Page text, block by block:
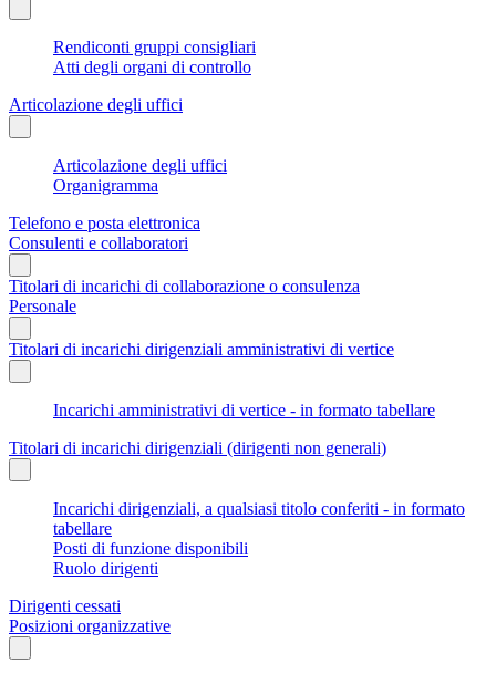
Rendiconti gruppi consigliari
Atti degli organi di controllo
Articolazione degli uffici
Articolazione degli uffici
Organigramma
Telefono e posta elettronica
Consulenti e collaboratori
Titolari di incarichi di collaborazione o consulenza
Personale
Titolari di incarichi dirigenziali amministrativi di vertice
Incarichi amministrativi di vertice - in formato tabellare
Titolari di incarichi dirigenziali (dirigenti non generali)
Incarichi dirigenziali, a qualsiasi titolo conferiti - in formato
tabellare
Posti di funzione disponibili
Ruolo dirigenti
Dirigenti cessati
Posizioni organizzative